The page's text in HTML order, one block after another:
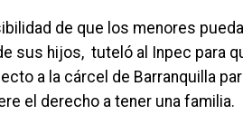
de que los menores
sus hijos, tuteló al Inpec para
a la cárcel de Barranquilla
el derecho a tener una familia.